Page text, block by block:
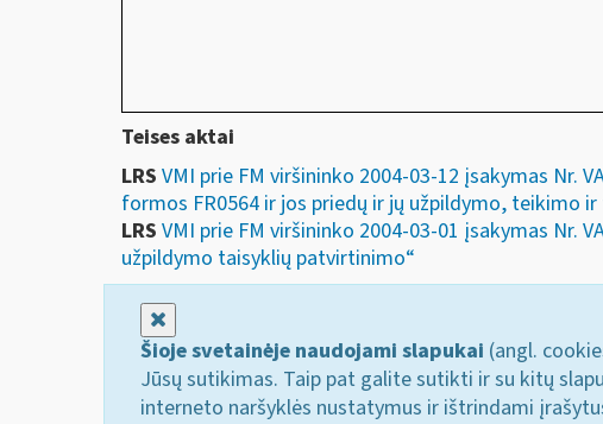
Teises aktai
LRS VMI prie FM viršininko 2004-03-12 įsakymas Nr.
formos FR0564 ir jos priedų ir jų užpildymo, teikimo
LRS VMI prie FM viršininko 2004-03-01 įsakymas Nr.
užpildymo taisyklių patvirtinimo“
Šioje svetainėje naudojami slapukai (angl.
Jūsų sutikimas. Taip pat galite sutikti ir su kitų
interneto naršyklės nustatymus ir ištrindami